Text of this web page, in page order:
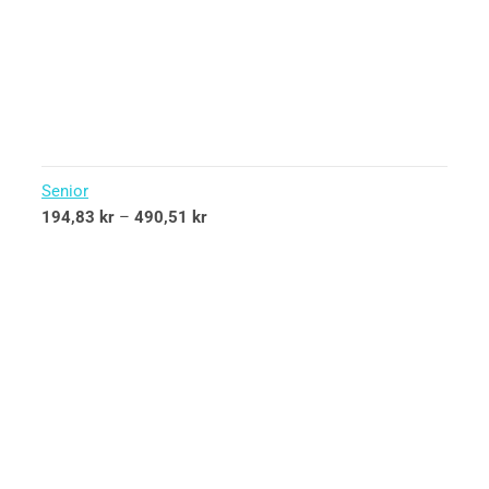
Senior
194,83 kr – 490,51 kr